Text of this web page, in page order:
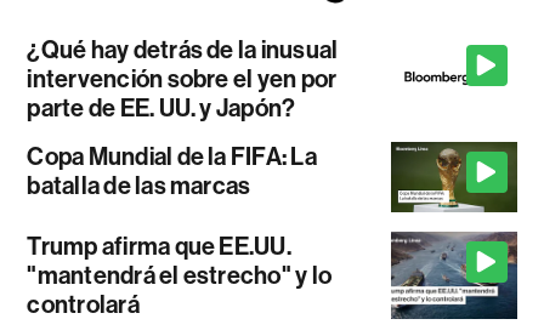
¿Qué hay detrás de la inusual
intervención sobre el yen por
parte de EE. UU. y Japón?
Copa Mundial de la FIFA: La
batalla de las marcas
Trump afirma que EE.UU.
"mantendrá el estrecho" y lo
controlará